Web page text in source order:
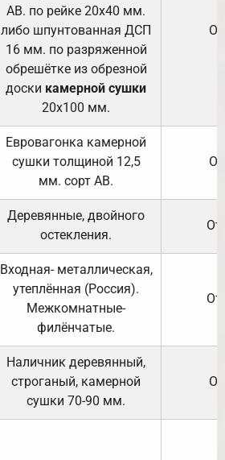
АВ. по рейке 20х40 мм.
либо шпунтованная ДСП
16 мм. по разряженной
обрешётке из обрезной
доски камерной сушки
20х100 мм.
Евровагонка камерной
сушки толщиной 12,5
мм. сорт АВ.
Деревянные, двойного
остекления.
Входная- металлическая,
утеплённая (Россия).
Межкомнатные-
филёнчатые.
Наличник деревянный,
строганый, камерной
сушки 70-90 мм.